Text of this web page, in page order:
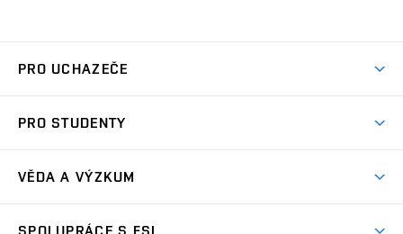
PRO UCHAZEČE
Ambasadoři studia
PRO STUDENTY
Studijní předpisy
VĚDA A VÝZKUM